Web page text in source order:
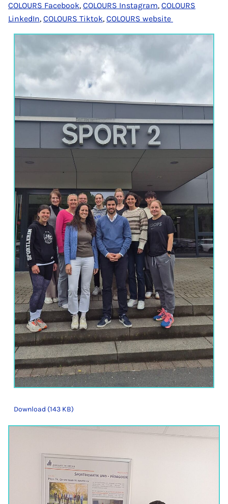
COLOURS Facebook, COLOURS Instagram, COLOURS
LinkedIn, COLOURS Tiktok, COLOURS website
Download (143 KB)